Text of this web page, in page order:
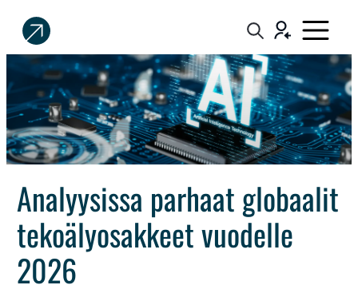
Sijoittaja.fi
Tee
parempia
sijoituspäätöksiä
Analyysissa parhaat globaalit
tekoälyosakkeet vuodelle
2026